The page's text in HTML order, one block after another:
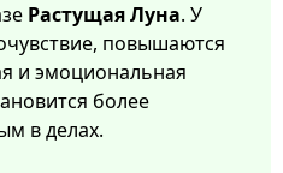
Растущая Луна. У
повышаются
и эмоциональная
более
в делах.